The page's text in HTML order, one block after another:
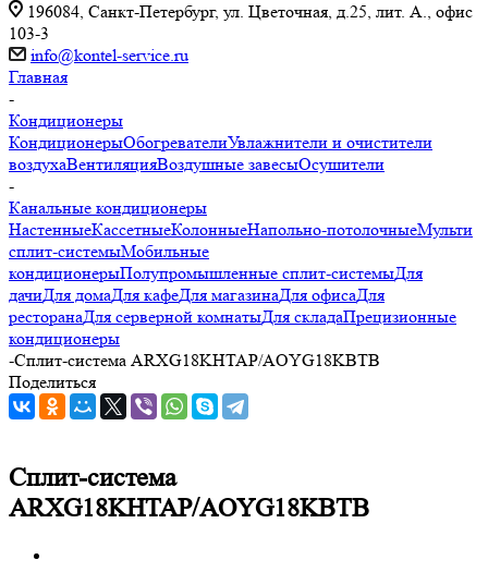
196084, Санкт-Петербург, ул. Цветочная, д.25, лит. А., офис
103-3
info@kontel-service.ru
Главная
-
Кондиционеры
КондиционерыОбогревателиУвлажнители и очистители
воздухаВентиляцияВоздушные завесыОсушители
-
Канальные кондиционеры
НастенныеКассетныеКолонныеНапольно-потолочныеМульти
сплит-системыМобильные
кондиционерыПолупромышленные сплит-системыДля
дачиДля домаДля кафеДля магазинаДля офисаДля
ресторанаДля серверной комнатыДля складаПрецизионные
кондиционеры
-Сплит-система ARXG18KHTAP/AOYG18KBTB
Поделиться
Сплит-система
ARXG18KHTAP/AOYG18KBTB